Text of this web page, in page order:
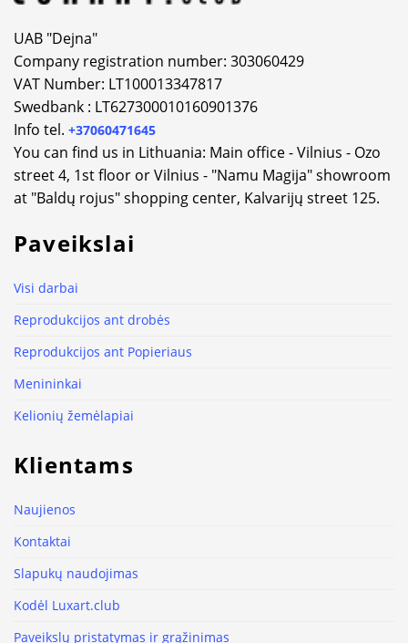
UAB "Dejna"
Company registration number: 303060429
VAT Number: LT100013347817
Swedbank : LT627300010160901376
Info tel. +37060471645
You can find us in Lithuania: Main office - Vilnius - Ozo
street 4, 1st floor or Vilnius - "Namu Magija" showroom
at "Baldų rojus" shopping center, Kalvarijų street 125.
Paveikslai
Visi darbai
Reprodukcijos ant drobės
Reprodukcijos ant Popieriaus
Menininkai
Kelionių žemėlapiai
Klientams
Naujienos
Kontaktai
Slapukų naudojimas
Kodėl Luxart.club
Paveikslų pristatymas ir grąžinimas